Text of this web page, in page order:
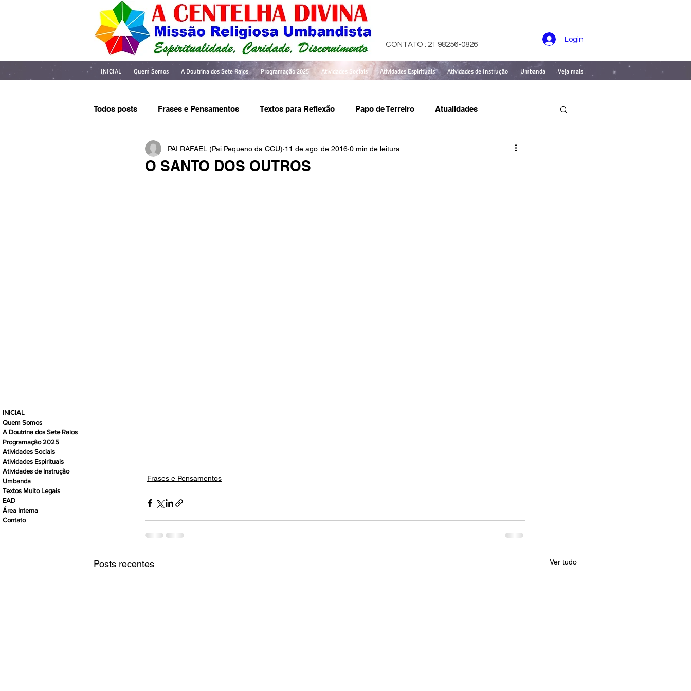
CONTATO : 21 98256-0826
Login
INICIAL
Quem Somos
A Doutrina dos Sete Raios
Programação 2025
Atividades Sociais
Atividades Espirituais
Atividades de Instrução
Umbanda
Textos Muito Legais
EAD
Área Interna
Contato
Todos posts Frases e Pensamentos Textos para Reflexão Papo de Terreiro Atualidades
O SANTO DOS OUTROS
PAI RAFAEL (Pai Pequeno da CCU) 11 de ago. de 2016 0 min de leitura
Frases e Pensamentos
Posts recentes Ver tudo
INICIAL Quem Somos A Doutrina dos Sete Raios Programação 2025 Atividades Sociais Atividades Espirituais Atividades de Instrução Umbanda Veja mais